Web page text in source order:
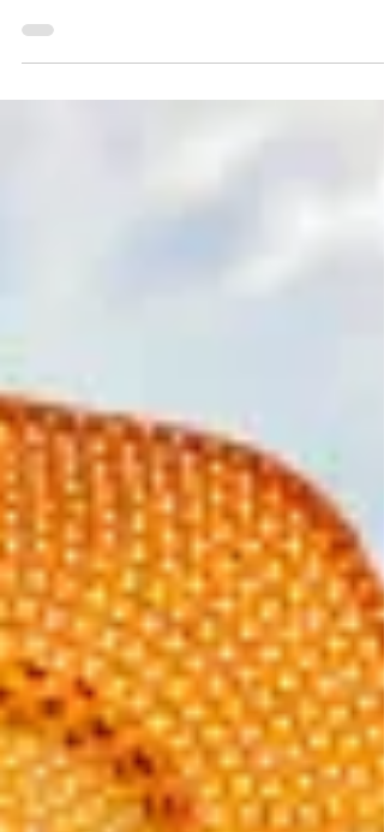
cómo si miles de ojos estuvieran prestos a...